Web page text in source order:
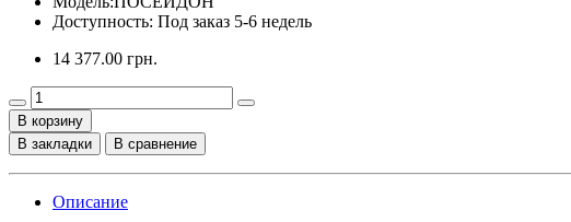
Доступность: Под заказ 5-6 недель
14 377.00 грн.
В корзину
В закладки
В сравнение
Описание